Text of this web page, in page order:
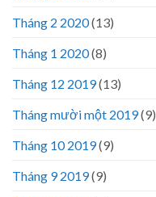
Tháng 2 2020(13)
Tháng 1 2020(8)
Tháng 12 2019(13)
Tháng mười một 2019(9)
Tháng 10 2019(9)
Tháng 9 2019(9)